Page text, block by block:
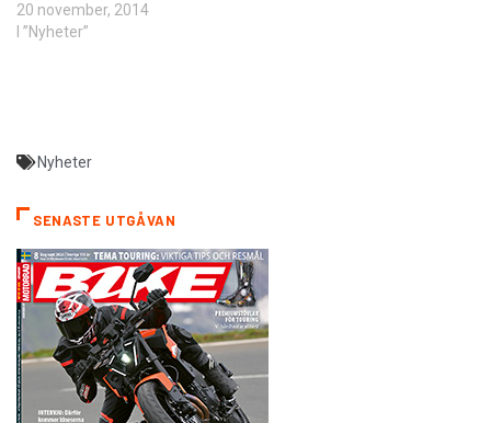
20 november, 2014
I ”Nyheter”
Nyheter
SENASTE UTGÅVAN